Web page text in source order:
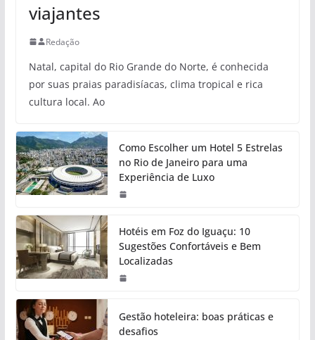
viajantes
Redação
Natal, capital do Rio Grande do Norte, é conhecida
por suas praias paradisíacas, clima tropical e rica
cultura local. Ao
Como Escolher um Hotel 5 Estrelas
no Rio de Janeiro para uma
Experiência de Luxo
Hotéis em Foz do Iguaçu: 10
Sugestões Confortáveis e Bem
Localizadas
Gestão hoteleira: boas práticas e
desafios